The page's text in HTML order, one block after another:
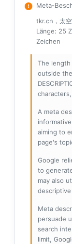
Meta-
tkr.cn，太
Länge: 25
Zeichen
The
outside
A meta
aiming to
page's
Google
to
may also
Meta
persuade
search
limit,